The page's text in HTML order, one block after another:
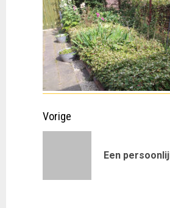
Doorgaan
Vorige
Een